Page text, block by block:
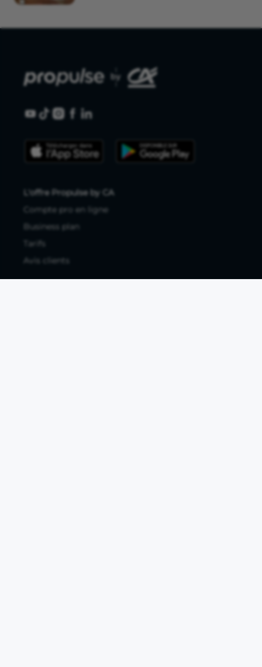
L'offre Propulse by CA
Compte pro en ligne
Business plan
Tarifs
Avis clients